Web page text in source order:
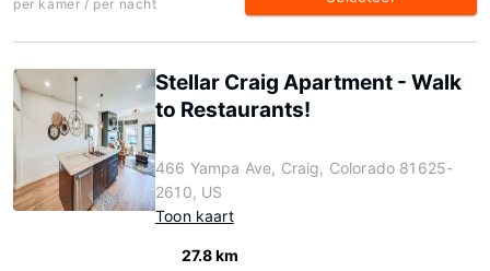
per kamer / per nacht
Stellar Craig Apartment - Walk
to Restaurants!
466 Yampa Ave, Craig, Colorado 81625-
2610, US
Toon kaart
27.8 km